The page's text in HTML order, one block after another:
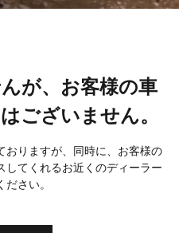
が、お客様の車
ございません。
おりますが、同時に、お客様の
してくれるお近くのディーラー
ださい。